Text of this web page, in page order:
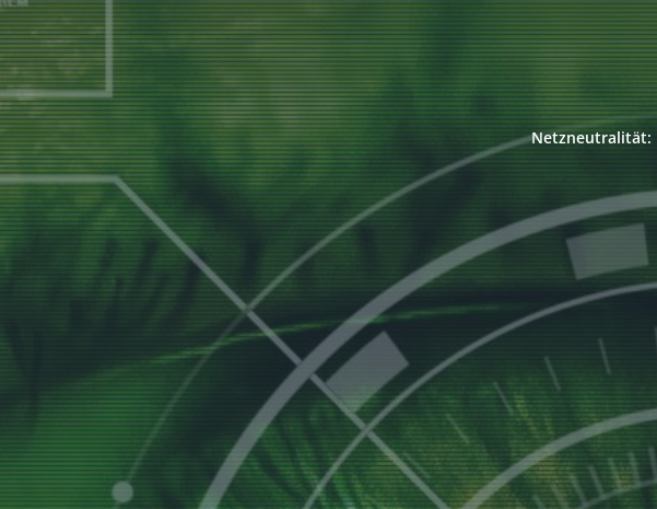
Netzneutralität: